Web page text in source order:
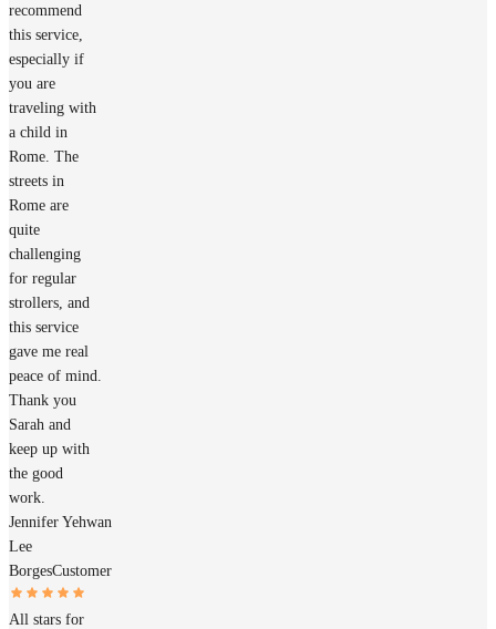
recommend
this service,
especially if
you are
traveling with
a child in
Rome. The
streets in
Rome are
quite
challenging
for regular
strollers, and
this service
gave me real
peace of mind.
Thank you
Sarah and
keep up with
the good
work.
Jennifer Yehwan
Lee
BorgesCustomer
All stars for